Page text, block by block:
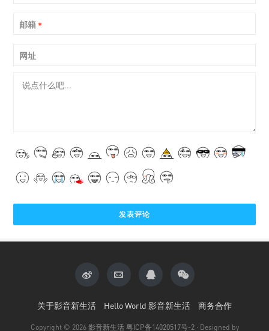
邮箱 *
网址
关于影音新生活 Hello World 影音新生活 商务合作
Copyright © 2026 影音新生活 粤ICP备14020517号-2 · Designed by